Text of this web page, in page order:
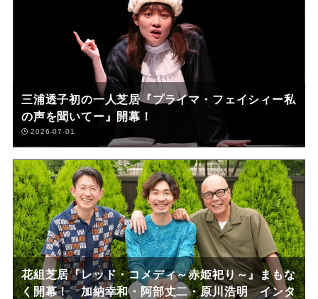
三浦透子初の一人芝居『プライマ・フェイシィー私
の声を聞いてー』開幕！
2026-07-01
花組芝居『レッド・コメディ～赤姫祀り～』まもな
く開幕！ 加納幸和・阿部丈二・原川浩明 インタ